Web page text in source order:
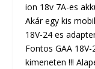
ion 18v 7A-es
Akár egy kis
18V-24 es
Fontos GAA
kimeneten !!!